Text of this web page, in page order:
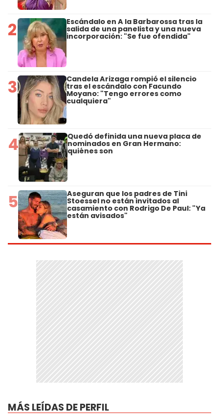
2 Escándalo en A la Barbarossa tras la
salida de una panelista y una nueva
incorporación: "Se fue ofendida"
3 Candela Arizaga rompió el silencio
tras el escándalo con Facundo
Moyano: "Tengo errores como
cualquiera"
4 Quedó definida una nueva placa de
nominados en Gran Hermano:
quiénes son
5 Aseguran que los padres de Tini
Stoessel no están invitados al
casamiento con Rodrigo De Paul: "Ya
están avisados"
MÁS LEÍDAS DE PERFIL